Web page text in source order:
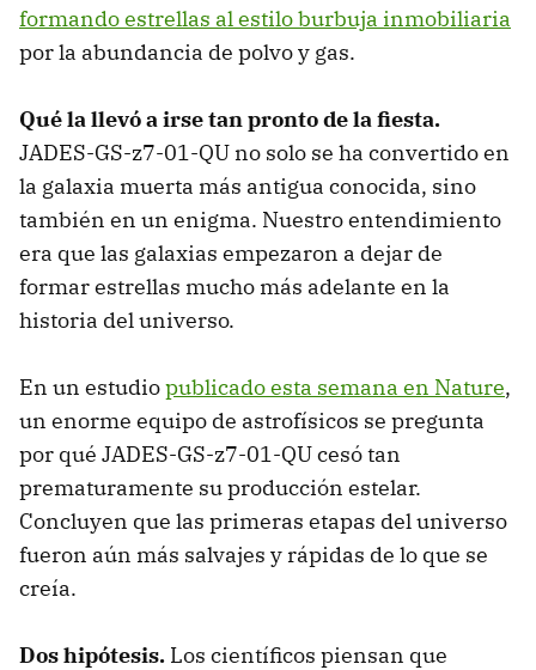
formando estrellas al estilo burbuja inmobiliaria
por la abundancia de polvo y gas.
Qué la llevó a irse tan pronto de la fiesta.
JADES-GS-z7-01-QU no solo se ha convertido en
la galaxia muerta más antigua conocida, sino
también en un enigma. Nuestro entendimiento
era que las galaxias empezaron a dejar de
formar estrellas mucho más adelante en la
historia del universo.
En un estudiopublicado esta semana en Nature,
un enorme equipo de astrofísicos se pregunta
por qué JADES-GS-z7-01-QU cesó tan
prematuramente su producción estelar.
Concluyen que las primeras etapas del universo
fueron aún más salvajes y rápidas de lo que se
creía.
Dos hipótesis. Los científicos piensan que